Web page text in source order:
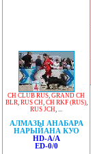
CH CLUB RUS, GRAND CH
BLR, RUS CH, CH RKF (RUS),
RUS JCH, ...
АЛМАЗЫ АНАБАРА
НАРЫЙАНА КУО
HD-A/A
ED-0/0